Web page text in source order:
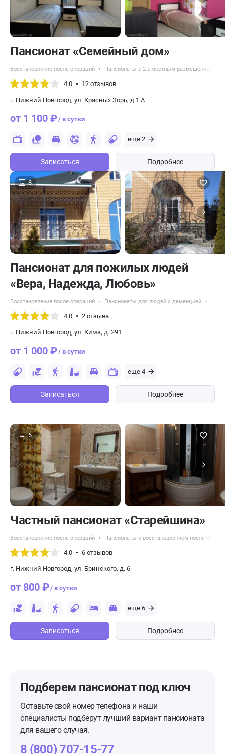
Пансионат «Семейный дом»
Восстановление после операций Пансионаты с 2-х местным размещением
4.0 12 отзывов
г. Нижний Новгород, ул. Красных Зорь, д.1 А
от 1 100 ₽/ в сутки
еще 2
Записаться Подробнее
8
Пансионат для пожилых людей
«Вера, Надежда, Любовь»
Восстановление после операций Пансионаты для людей с деменцией
4.0 2 отзыва
г. Нижний Новгород, ул. Кима, д. 291
от 1 000 ₽/ в сутки
еще 4
Записаться Подробнее
6
Частный пансионат «Старейшина»
Восстановление после операций Пансионаты с восстановлением после
4.0 6 отзывов
г. Нижний Новгород, ул. Бринского, д. 6
от 800 ₽/ в сутки
еще 6
Записаться Подробнее
Подберем пансионатпод ключ
Оставьте свой номер телефона и наши
специалисты подберут лучший вариант пансионата
для вашего случая.
8 (800) 707-15-77